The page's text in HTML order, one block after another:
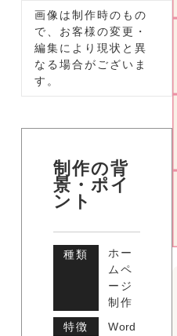
画像は制作時のもの
で、お客様の変更・
編集により現状と異
なる場合がございま
す。
制作の背
景・ポイ
ント
種類
ホー
ムペ
ージ
制作
特徴
Word